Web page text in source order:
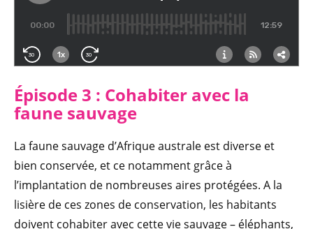
Épisode 3 : Cohabiter avec la
faune sauvage
La faune sauvage d’Afrique australe est diverse et
bien conservée, et ce notamment grâce à
l’implantation de nombreuses aires protégées. A la
lisière de ces zones de conservation, les habitants
doivent cohabiter avec cette vie sauvage – éléphants,